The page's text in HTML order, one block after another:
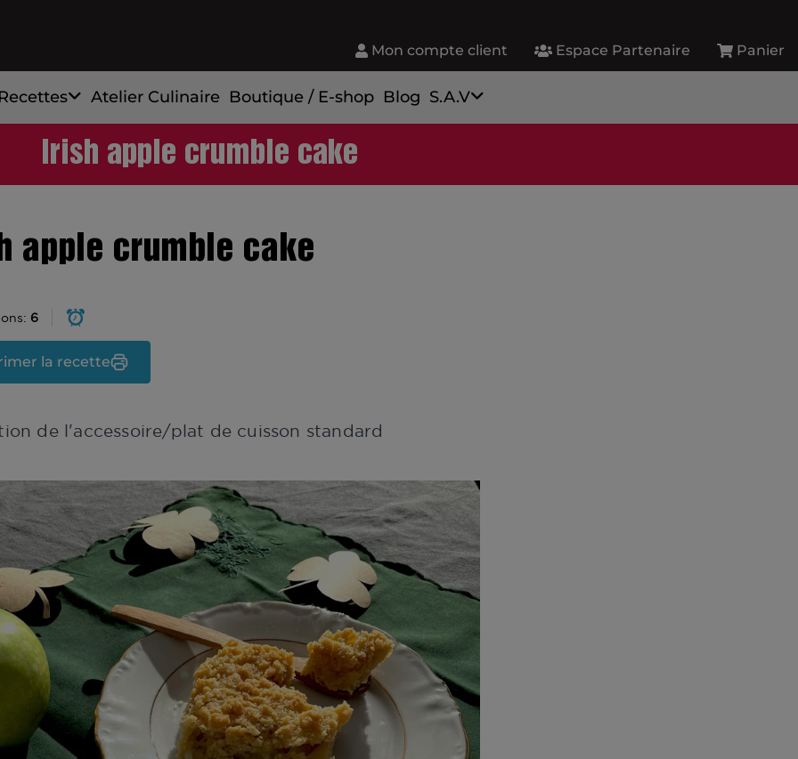
Mon compte client Espace Partenaire Panier
Atelier Culinaire Boutique / E-shop Blog S.A.V
Irish apple crumble cake
apple crumble cake
6
la recette
de l'accessoire/plat de cuisson standard